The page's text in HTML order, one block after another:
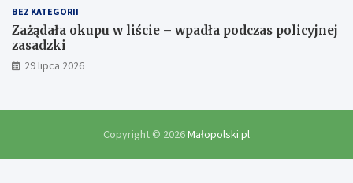
BEZ KATEGORII
Zażądała okupu w liście – wpadła podczas policyjnej
zasadzki
29 lipca 2026
Copyright © 2026Małopolski.pl